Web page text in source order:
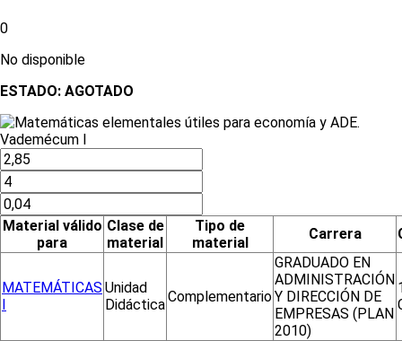
0
No disponible
ESTADO: AGOTADO
Material válido
para
Clase de
material
Tipo de
material
Carrera
MATEMÁTICAS
I
Unidad
DidácticaComplementario
GRADUADO EN
ADMINISTRACIÓN
Y DIRECCIÓN DE
EMPRESAS (PLAN
2010)